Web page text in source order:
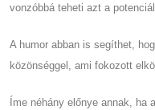
vonzóbbá teheti azt a
A humor abban is segíthet,
közönséggel, ami fokozott
Íme néhány előnye annak, ha